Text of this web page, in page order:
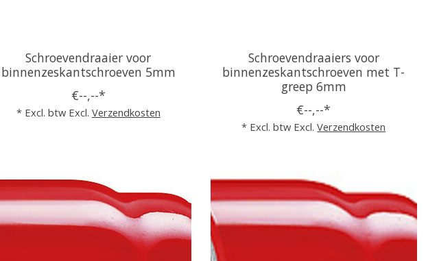
Schroevendraaier voor
binnenzeskantschroeven 5mm
€--,--*
* Excl. btw Excl. Verzendkosten
Schroevendraaiers voor
binnenzeskantschroeven met T-
greep 6mm
€--,--*
* Excl. btw Excl.Verzendkosten